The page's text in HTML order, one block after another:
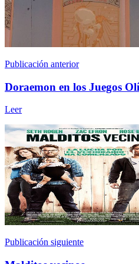
Publicación anterior
Doraemon en los Juegos
Leer
Publicación siguiente